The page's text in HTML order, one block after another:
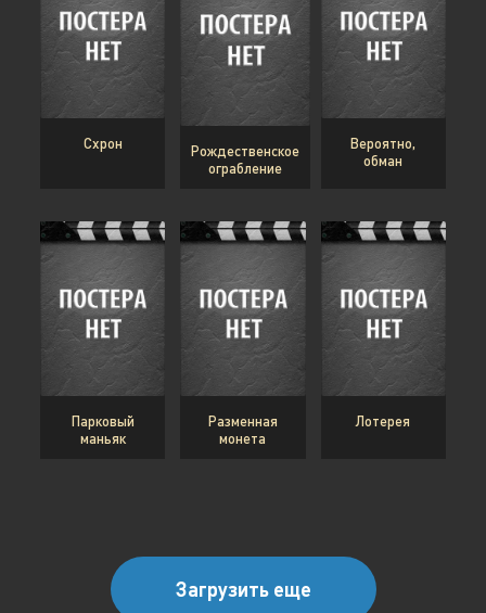
Схрон
Рождественское
ограбление
Вероятно,
обман
Парковый
маньяк
Разменная
монета
Лотерея
Загрузить еще